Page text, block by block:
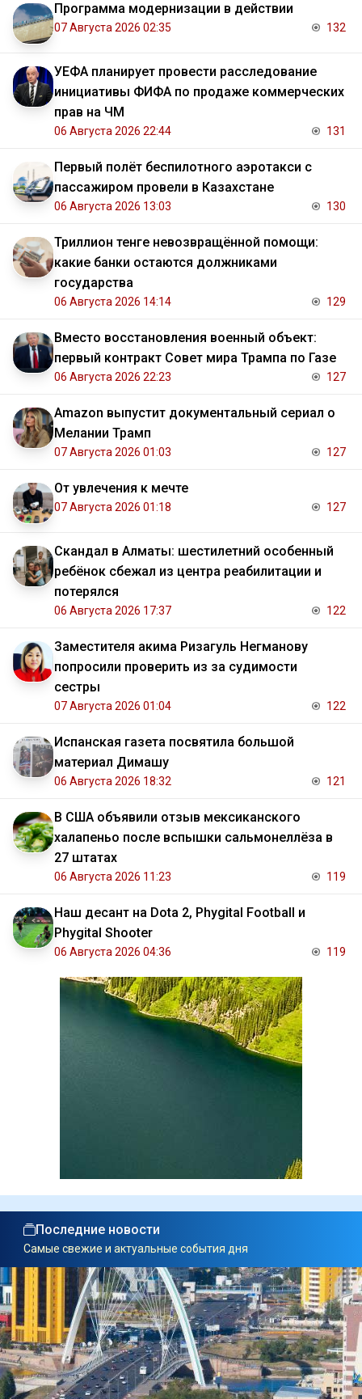
Программа модернизации в действии
07 Августа 2026 02:35 132
УЕФА планирует провести расследование
инициативы ФИФА по продаже коммерческих
прав на ЧМ
06 Августа 2026 22:44 131
Первый полёт беспилотного аэротакси с
пассажиром провели в Казахстане
06 Августа 2026 13:03 130
Триллион тенге невозвращённой помощи:
какие банки остаются должниками
государства
06 Августа 2026 14:14 129
Вместо восстановления военный объект:
первый контракт Совет мира Трампа по Газе
06 Августа 2026 22:23 127
Amazon выпустит документальный сериал о
Мелании Трамп
07 Августа 2026 01:03 127
От увлечения к мечте
07 Августа 2026 01:18 127
Скандал в Алматы: шестилетний особенный
ребёнок сбежал из центра реабилитации и
потерялся
06 Августа 2026 17:37 122
Заместителя акима Ризагуль Негманову
попросили проверить из за судимости
сестры
07 Августа 2026 01:04 122
Испанская газета посвятила большой
материал Димашу
06 Августа 2026 18:32 121
В США объявили отзыв мексиканского
халапеньо после вспышки сальмонеллёза в
27 штатах
06 Августа 2026 11:23 119
Наш десант на Dota 2, Phygital Football и
Phygital Shooter
06 Августа 2026 04:36 119
Последние новости
Самые свежие и актуальные события дня